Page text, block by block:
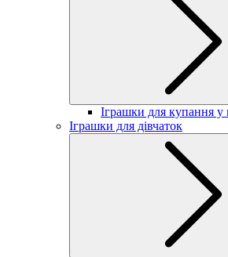
Іграшки для купання у
Іграшки для дівчаток